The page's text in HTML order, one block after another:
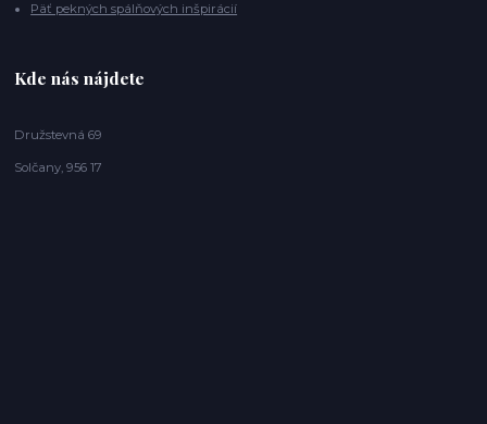
Päť pekných spálňových inšpirácií
Kde nás nájdete
Družstevná 69
Solčany, 956 17